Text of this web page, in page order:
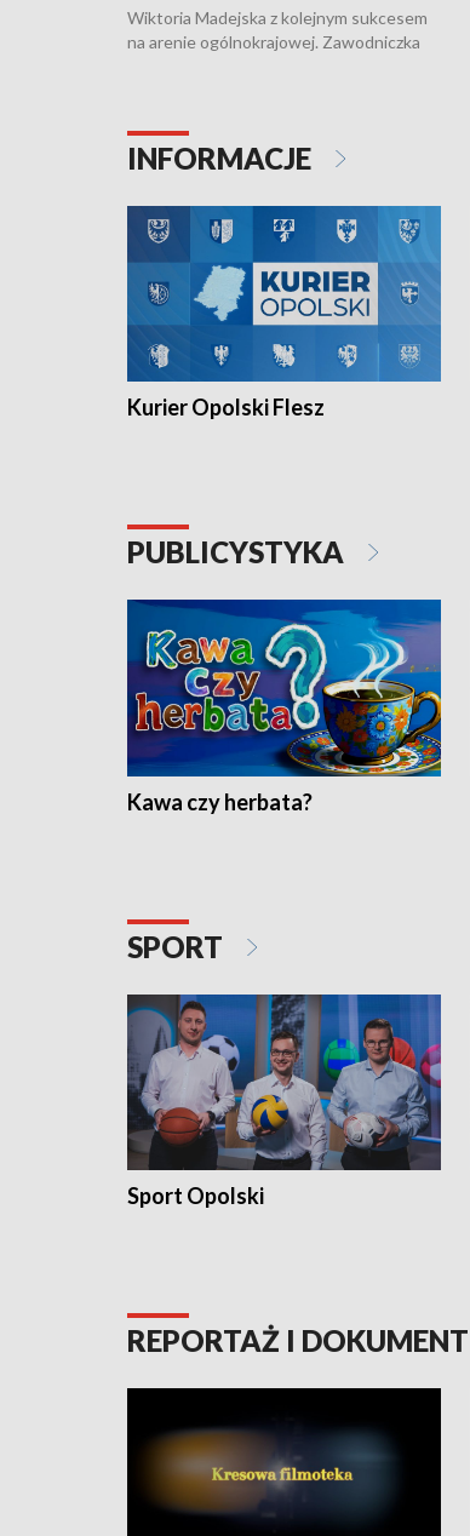
Wiktoria Madejska z kolejnym sukcesem
na arenie ogólnokrajowej. Zawodniczka
torowym.
INFORMACJE
Kurier Opolski Flesz
PUBLICYSTYKA
Kawa czy herbata?
SPORT
Sport Opolski
REPORTAŻ I DOKUMENT